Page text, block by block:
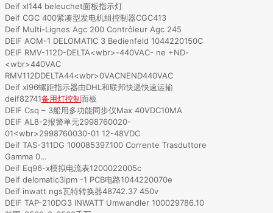
Deif xl144 beleuchet面板指示灯
Deif CGC 400紧凑型发电机组控制器CGC413
Deif Multi-Lignes Agc 200 Contrôleur Agc 245
DEIF AOM-1 DELOMATIC 3 Bedienfeld 1044220150C
DEIF RMV-112D-DELTA<wbr>-440VAC- ne +ND-
<wbr>440VAC
RMV112DDELTA44<wbr>0VACNEND440VAC
Deif xl96螺距指示器由DHL和联邦快递快速运输
deif82741备用灯控制面板
DEIF Csq – 3船用多功能同步仪Max 40VDC10MA
DEIF AL8-2报警单元2998760020-
01<wbr>2998760030-01 12-48VDC
Deif TAS-311DG 100085397.100 Corrente Trasduttore
Gamma 0…
Deif Eq96-x模拟电流表1200022005c
Deif delomatic3ipm -1 PCB电路1044220070e
Deif inwatt ngs瓦特转换器48742.37 450v
DEIF TAP-210DG3 INWATT Umwandler 100029786.10